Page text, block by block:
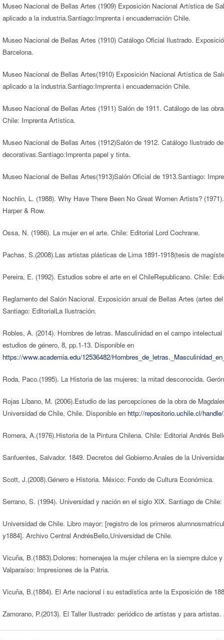
Museo Nacional de Bellas Artes (1909) Exposición Nacional Artística de
aplicado a la industria.Santiago:Imprenta i encuadernación Chile.
Museo Nacional de Bellas Artes (1910) Catálogo Oficial Ilustrado.
Barcelona.
Museo Nacional de Bellas Artes(1910) Exposición Nacional Artística de
aplicado a la industria.Santiago:Imprenta i encuadernación Chile.
Museo Nacional de Bellas Artes (1911) Salón de 1911. Catálogo de las
Chile: Imprenta Artística.
Museo Nacional de Bellas Artes (1912)Salón de 1912. Catálogo Ilustrado
decorativas.Santiago:Imprenta papel y tinta.
Museo Nacional de Bellas Artes(1913)Salón Oficial de 1913.Santiago:
Nochlin, L. (1988). Why Have There Been No Great Women Artists?
Harper & Row.
Ossa, N. (1986). La mujer en el arte. Chile: Editorial Lord Cochrane.
Pachas, S.(2008).Las artistas plásticas de Lima 1891-1918(tesis de
Pereira, E. (1992). Estudios sobre el arte en el ChileRepublicano. Chile:
Reglamento del Salón Nacional. Exposición anual de Bellas Artes (artes
Santiago: EditorialLa Ilustración.
Robles, A. (2014). Hombres de letras. Masculinidad en el campo
estudios de género, 8, pp.1-13. Disponible en
https://www.academia.edu/12536482/
Roda, Paco.(1995). La Historia de las mujeres: la mitad desconocida.
Rojas Líbano, M. (2006).Estudio de las percepciones de la obra de
Universidad de Chile, Chile. Disponible en http://repositorio.uchile.cl/
Romera, A.(1976).Historia de la Pintura Chilena. Chile: Editorial Andrés
Sanfuentes, Salvador. 1849. Decretos del Gobierno.Anales de la
Scott, J.(2008).Género e Historia. México: Fondo de Cultura Económica.
Serrano, S. (1994). Universidad y nación en el siglo XlX. Santiago de
Universidad de Chile. Libro mayor: [registro de los primeros
y1884]. Archivo Central AndrésBello,Universidad de Chile.
Vicuña, B.(1883).Dolores: homenajea la mujer chilena en la siempre dulce
Valparaíso: Impresiones de la Patria.
Vicuña, B.(1884). El Arte nacional i su estadística ante la Exposición de
Zamorano, P.(2013). El Taller Ilustrado: periódico de artistas y para